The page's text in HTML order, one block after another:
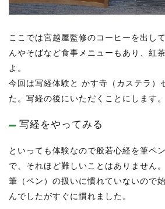
ここでは宮越屋監修のコーヒーを出し
んやそばなど食事メニューもあり、紅
よ。
今回は写経体験と かす寺（カステラ）
た。写経の後にいただくことにします。
写経をやってみる
といっても体験なので般若心経を筆ペ
で、それほど難しいことはありません。
筆（ペン）の扱いに慣れていないので
んでしたがすぐに慣れました。